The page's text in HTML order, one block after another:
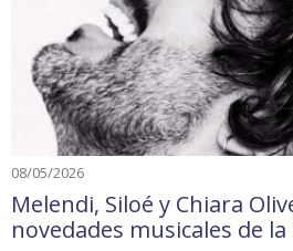
08/05/2026
Melendi, Siloé y Chiara
novedades musicales de